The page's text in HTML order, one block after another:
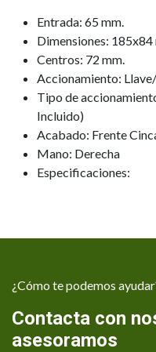
Entrada: 65 mm.
Dimensiones: 185x84
Centros: 72 mm.
Accionamiento:
Tipo de
Incluido)
Acabado: Frente
Mano: Derecha
Especificaciones:
¿Cómo te podemos
Contacta con
asesoramos